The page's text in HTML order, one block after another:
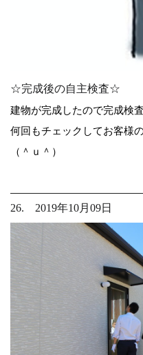
☆完成後の自主検査☆
建物が完成したので完成検
何回もチェックしてお客様
（＾ｕ＾）
26. 2019年10月09日